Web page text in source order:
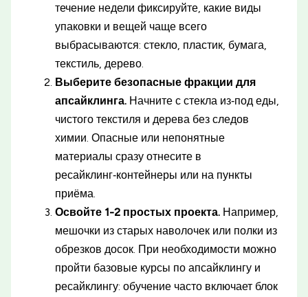
течение недели фиксируйте, какие виды
упаковки и вещей чаще всего
выбрасываются: стекло, пластик, бумага,
текстиль, дерево.
Выберите безопасные фракции для
апсайклинга. Начните с стекла из‑под еды,
чистого текстиля и дерева без следов
химии. Опасные или непонятные
материалы сразу отнесите в
ресайклинг‑контейнеры или на пункты
приёма.
Освойте 1-2 простых проекта. Например,
мешочки из старых наволочек или полки из
обрезков досок. При необходимости можно
пройти базовые курсы по апсайклингу и
ресайклингу: обучение часто включает блок